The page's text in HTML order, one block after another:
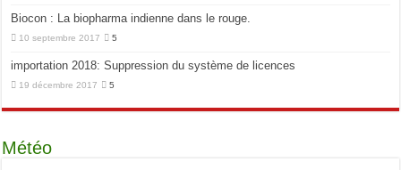
Biocon : La biopharma indienne dans le rouge.
10 septembre 2017 5
importation 2018: Suppression du système de licences
19 décembre 2017 5
Météo